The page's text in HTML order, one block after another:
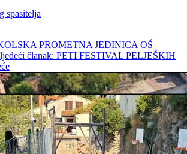
spasitelja
PROMETNA JEDINICA OŠ
članak: PETI FESTIVAL PELJEŠKIH